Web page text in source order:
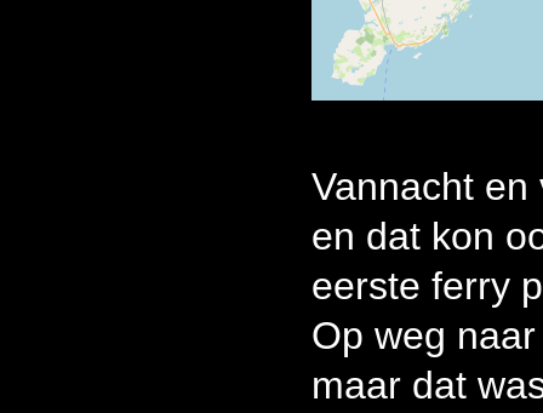
Vannacht
en dat kon
eerste ferry
Op weg
maar dat